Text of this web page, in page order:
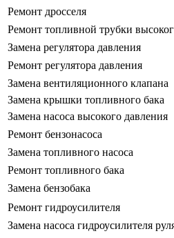
Ремонт дросселя
Ремонт топливной трубки
Замена регулятора давления
Ремонт регулятора давления
Замена вентиляционного клапана
Замена крышки топливного бака
Замена насоса высокого давления
Ремонт бензонасоса
Замена топливного насоса
Ремонт топливного бака
Замена бензобака
Ремонт гидроусилителя
Замена насоса гидроусилителя